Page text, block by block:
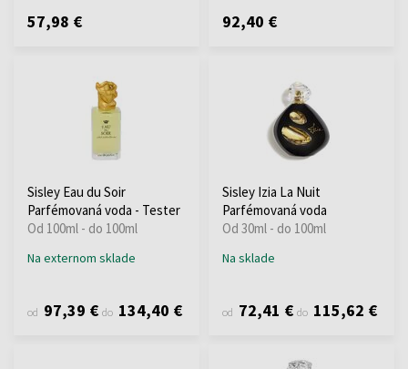
57,98 € 92,40 €
Sisley Eau du Soir
Parfémovaná voda - Tester
Od 100ml - do 100ml
Na externom sklade
od 97,39 € do 134,40 €
Sisley Izia La Nuit
Parfémovaná voda
Od 30ml - do 100ml
Na sklade
od 72,41 € do 115,62 €